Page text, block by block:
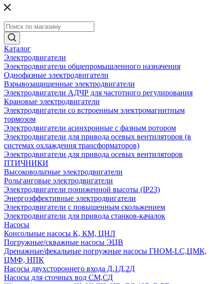
Каталог
Электродвигатели
Электродвигатели общепромышленного назначения
Однофазные электродвигатели
Взрывозащищенные электродвигатели
Электродвигатели АДЧР для частотного регулирования
Крановые электродвигатели
Электродвигатели со встроенным электромагнитным
тормозом
Электродвигатели асинхронные с фазным ротором
Электродвигатели для привода осевых вентиляторов (в
системах охлаждения трансформаторов)
Электродвигатели для привода осевых вентиляторов
ПТИЧНИКИ
Высоковольтные электродвигатели
Рольганговые электродвигатели
Электродвигатели пониженной высоты (IP23)
Энергоэффективные электродвигатели
Электродвигатели с повышенным скольжением
Электродвигатели для привода станков-качалок
Насосы
Консольные насосы К, КМ, ЦНЛ
Погружные/скважные насосы ЭЦВ
Дренажные/фекальные погружные насосы ГНОМ-LC,ЦМК,
ЦМФ, НПК
Насосы двухстороннего входа Д,1Д,2Д
Насосы для сточных вод СМ,СД